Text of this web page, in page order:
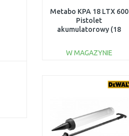
Metabo KPA 18 LTX 600
Pistolet
akumulatorowy (18
601207850
W MAGAZYNIE
Do porównania